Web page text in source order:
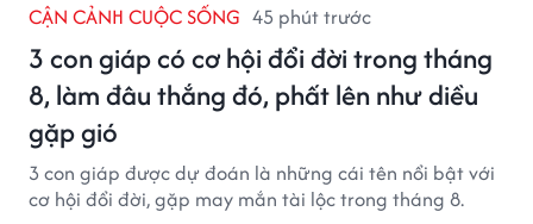
CẬN CẢNH CUỘC SỐNG 45 phút trước
3 con giáp có cơ hội đổi đời trong tháng
8, làm đâu thắng đó, phất lên như diều
gặp gió
3 con giáp được dự đoán là những cái tên nổi bật với
cơ hội đổi đời, gặp may mắn tài lộc trong tháng 8.